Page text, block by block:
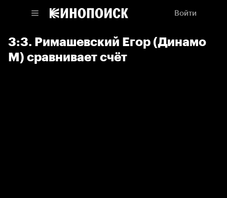
Войти
3:3. Римашевский Егор (Динамо
М) сравнивает счёт